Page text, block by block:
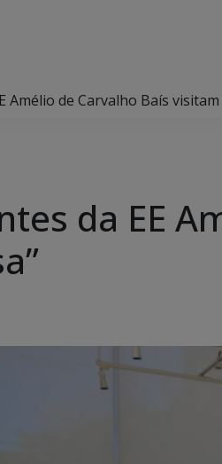
Amélio de Carvalho Baís visitam
da EE